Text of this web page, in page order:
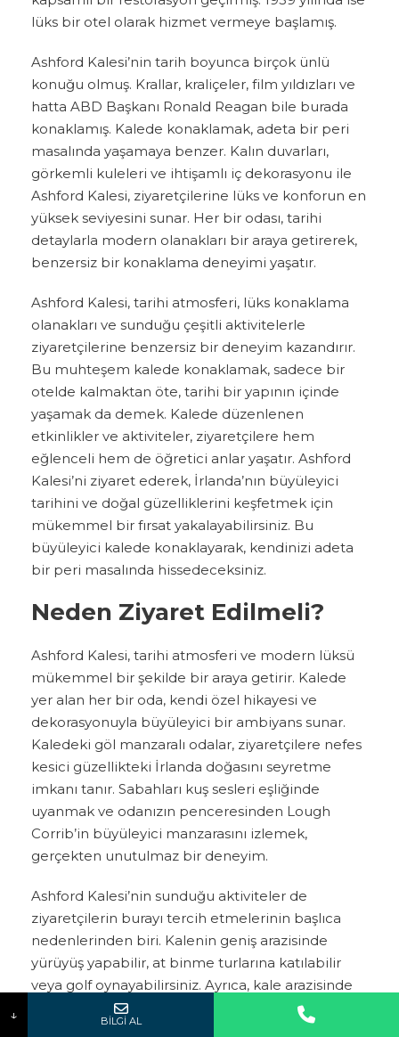
lüks bir otel olarak hizmet vermeye başlamış.
Ashford Kalesi’nin tarih boyunca birçok ünlü
konuğu olmuş. Krallar, kraliçeler, film yıldızları ve
hatta ABD Başkanı Ronald Reagan bile burada
konaklamış. Kalede konaklamak, adeta bir peri
masalında yaşamaya benzer. Kalın duvarları,
görkemli kuleleri ve ihtişamlı iç dekorasyonu ile
Ashford Kalesi, ziyaretçilerine lüks ve konforun en
yüksek seviyesini sunar. Her bir odası, tarihi
detaylarla modern olanakları bir araya getirerek,
benzersiz bir konaklama deneyimi yaşatır.
Ashford Kalesi, tarihi atmosferi, lüks konaklama
olanakları ve sunduğu çeşitli aktivitelerle
ziyaretçilerine benzersiz bir deneyim kazandırır.
Bu muhteşem kalede konaklamak, sadece bir
otelde kalmaktan öte, tarihi bir yapının içinde
yaşamak da demek. Kalede düzenlenen
etkinlikler ve aktiviteler, ziyaretçilere hem
eğlenceli hem de öğretici anlar yaşatır. Ashford
Kalesi’ni ziyaret ederek, İrlanda’nın büyüleyici
tarihini ve doğal güzelliklerini keşfetmek için
mükemmel bir fırsat yakalayabilirsiniz. Bu
büyüleyici kalede konaklayarak, kendinizi adeta
bir peri masalında hissedeceksiniz.
Neden Ziyaret Edilmeli?
Ashford Kalesi, tarihi atmosferi ve modern lüksü
mükemmel bir şekilde bir araya getirir. Kalede
yer alan her bir oda, kendi özel hikayesi ve
dekorasyonuyla büyüleyici bir ambiyans sunar.
Kaledeki göl manzaralı odalar, ziyaretçilere nefes
kesici güzellikteki İrlanda doğasını seyretme
imkanı tanır. Sabahları kuş sesleri eşliğinde
uyanmak ve odanızın penceresinden Lough
Corrib’in büyüleyici manzarasını izlemek,
gerçekten unutulmaz bir deneyim.
Ashford Kalesi’nin sunduğu aktiviteler de
ziyaretçilerin burayı tercih etmelerinin başlıca
nedenlerinden biri. Kalenin geniş arazisinde
yürüyüş yapabilir, at binme turlarına katılabilir
veya golf oynayabilirsiniz. Ayrıca, kale arazisinde
yer alan şahane spa merkezinde kendinizi
şımartabilirsiniz. Spa merkezinde sunulan çeşitli
↓ BİLGİ AL